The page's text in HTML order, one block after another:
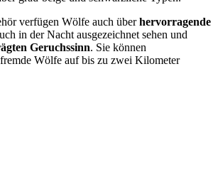
verfügen Wölfe auch überhervorragende
in der Nacht ausgezeichnet sehen und
Geruchssinn. Sie können
Wölfe auf bis zu zwei Kilometer